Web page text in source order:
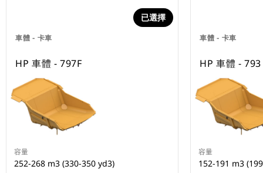
車體 - 卡車
已選擇
HP 車體 - 797F
容量
252-268 m3 (330-350 yd3)
車體 - 卡車
HP 車體 - 793
容量
152-191 m3